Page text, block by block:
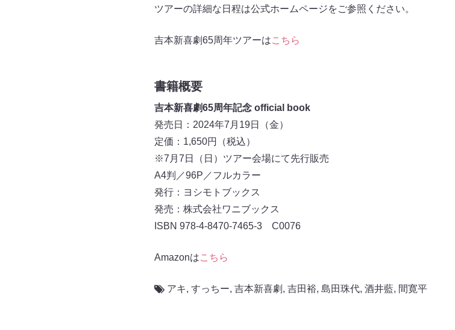
ツアーの詳細な日程は公式ホームページをご参照ください。
吉本新喜劇65周年ツアーはこちら
書籍概要
吉本新喜劇65周年記念 official book
発売日：2024年7月19日（金）
定価：1,650円（税込）
※7月7日（日）ツアー会場にて先行販売
A4判／96P／フルカラー
発行：ヨシモトブックス
発売：株式会社ワニブックス
ISBN 978-4-8470-7465-3 C0076
Amazonはこちら
アキ, すっちー, 吉本新喜劇 , 吉田裕, 島田珠代, 酒井藍, 間寛平